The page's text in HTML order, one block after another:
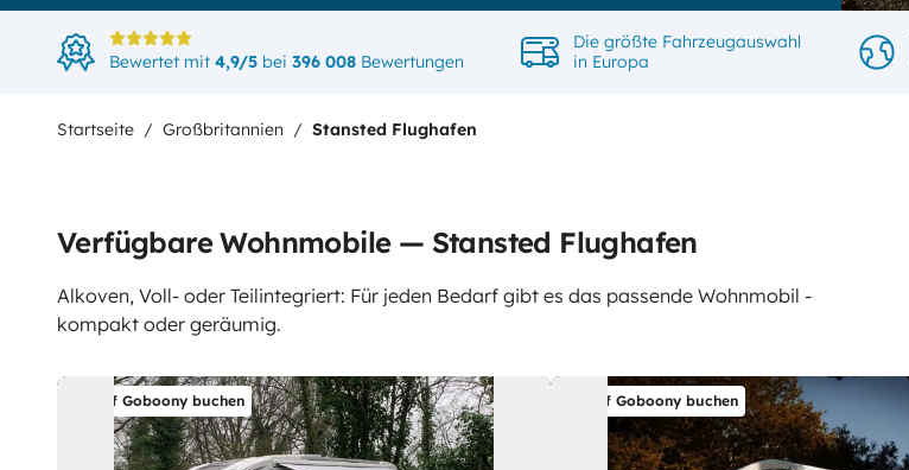
Bewertet mit 4,9/5 bei 396 008 Bewertungen
Die größte Fahrzeugauswahl
in Europa
Startseite Großbritannien Stansted Flughafen
Verfügbare Wohnmobile — Stansted Flughafen
Alkoven, Voll- oder Teilintegriert: Für jeden Bedarf gibt es das passende Wohnmobil -
kompakt oder geräumig.
Auf Goboony buchen Auf Goboony buchen